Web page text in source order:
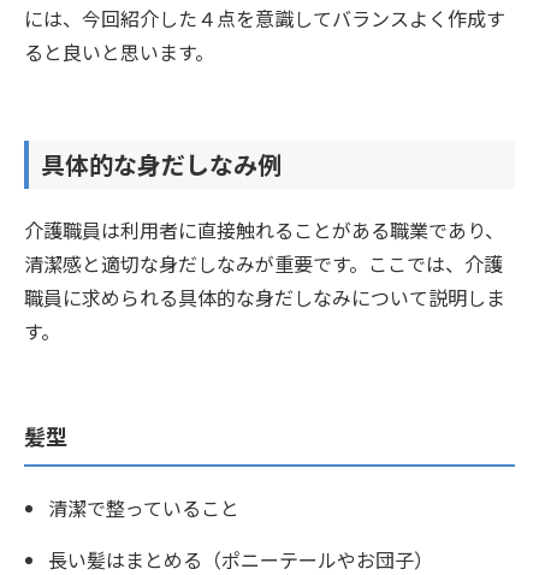
には、今回紹介した４点を意識してバランスよく作成す
ると良いと思います。
具体的な身だしなみ例
介護職員は利用者に直接触れることがある職業であり、
清潔感と適切な身だしなみが重要です。ここでは、介護
職員に求められる具体的な身だしなみについて説明しま
す。
髪型
清潔で整っていること
長い髪はまとめる（ポニーテールやお団子）